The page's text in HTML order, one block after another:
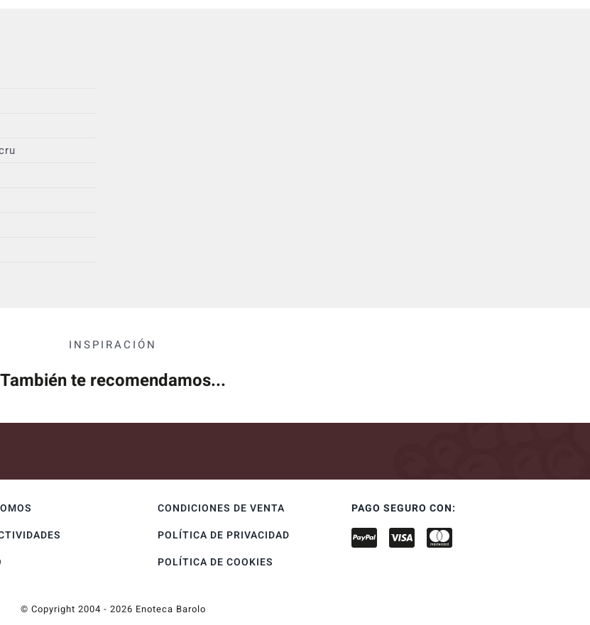
INSPIRACIÓN
También te recomendamos...
CONDICIONES DE VENTA
POLÍTICA DE PRIVACIDAD
POLÍTICA DE COOKIES
PAGO SEGURO CON:
© Copyright 2004 - 2026 Enoteca Barolo